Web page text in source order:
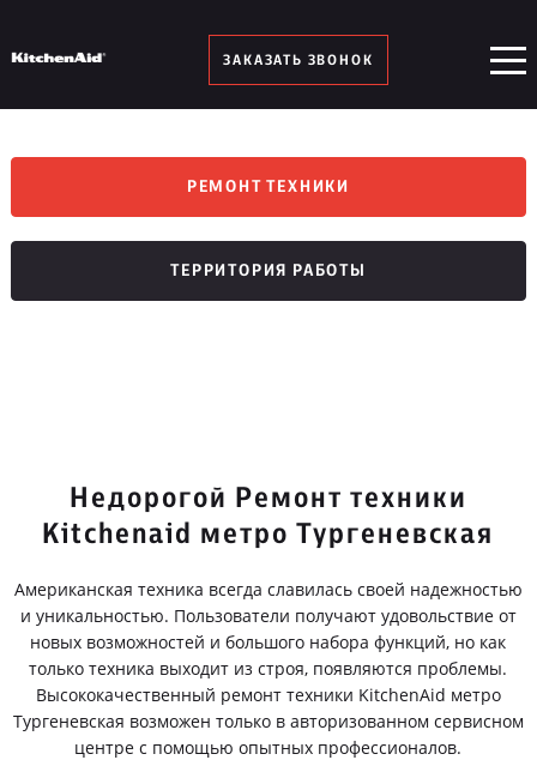
ЗАКАЗАТЬ ЗВОНОК
РЕМОНТ ТЕХНИКИ
ТЕРРИТОРИЯ РАБОТЫ
Недорогой Ремонт техники
Kitchenaid метро Тургеневская
Американская техника всегда славилась своей надежностью
и уникальностью. Пользователи получают удовольствие от
новых возможностей и большого набора функций, но как
только техника выходит из строя, появляются проблемы.
Высококачественный ремонт техники KitchenAid метро
Тургеневская возможен только в авторизованном сервисном
центре с помощью опытных профессионалов.